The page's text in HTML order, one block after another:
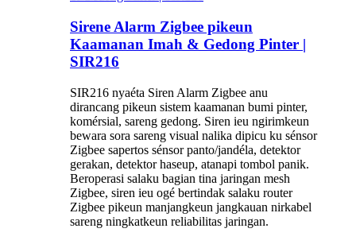
Sirene Alarm Zigbee pikeun
Kaamanan Imah & Gedong Pinter |
SIR216
SIR216 nyaéta Siren Alarm Zigbee anu
dirancang pikeun sistem kaamanan bumi pinter,
komérsial, sareng gedong. Siren ieu ngirimkeun
bewara sora sareng visual nalika dipicu ku sénsor
Zigbee sapertos sénsor panto/jandéla, detektor
gerakan, detektor haseup, atanapi tombol panik.
Beroperasi salaku bagian tina jaringan mesh
Zigbee, siren ieu ogé bertindak salaku router
Zigbee pikeun manjangkeun jangkauan nirkabel
sareng ningkatkeun reliabilitas jaringan.